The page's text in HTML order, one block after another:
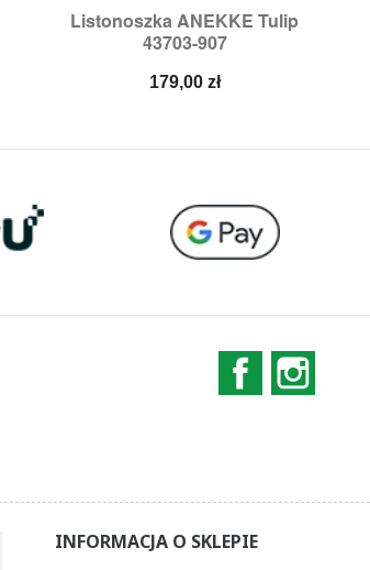
Listonoszka ANEKKE Tulip
43703-907
Cena
179,00 zł
Szybki podgląd
Facebook
INFORMACJA O SKLEPIE